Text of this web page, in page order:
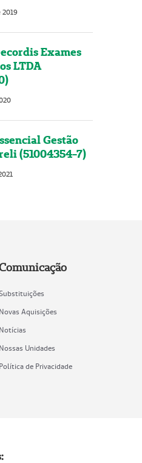
2019
Exames
LTDA
Gestão
(51004354-7)
Novas Aquisições
Notícias
Nossas Unidades
Política de Privacidade